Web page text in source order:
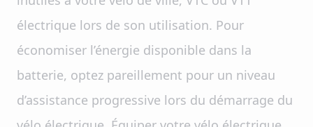
électrique lors de son utilisation. Pour
économiser l’énergie disponible dans la
batterie, optez pareillement pour un niveau
d’assistance progressive lors du démarrage du